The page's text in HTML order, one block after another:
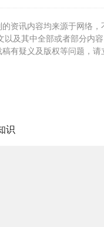
资讯内容均来源于网络
及其中全部或者部分内
有疑义及版权等问题，
识